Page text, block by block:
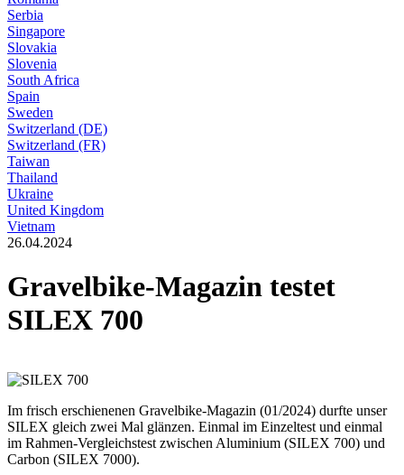
Serbia
Singapore
Slovakia
Slovenia
South Africa
Spain
Sweden
Switzerland (DE)
Switzerland (FR)
Taiwan
Thailand
Ukraine
United Kingdom
Vietnam
26.04.2024
Gravelbike-Magazin testet
SILEX 700
Im frisch erschienenen Gravelbike-Magazin (01/2024) durfte unser
SILEX gleich zwei Mal glänzen. Einmal im Einzeltest und einmal
im Rahmen-Vergleichstest zwischen Aluminium (SILEX 700) und
Carbon (SILEX 7000).